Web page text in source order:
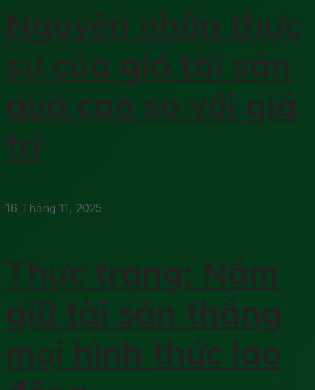
Nguyên nhân thực
sự của giá tài sản
quá cao so với giá
trị
16 Tháng 11, 2025
Thực trạng: Nắm
giữ tài sản thắng
mọi hình thức lao